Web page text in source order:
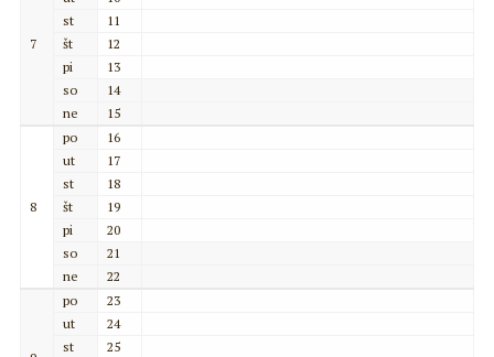
7
st
11
št
12
pi
13
so
14
ne
15
8
po
16
ut
17
st
18
št
19
pi
20
so
21
ne
22
po
23
ut
24
st
25